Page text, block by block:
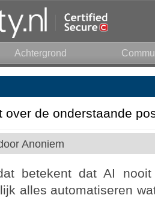
Achtergrond
over de onderstaande
Anoniem
betekent dat AI
alles automatiseren